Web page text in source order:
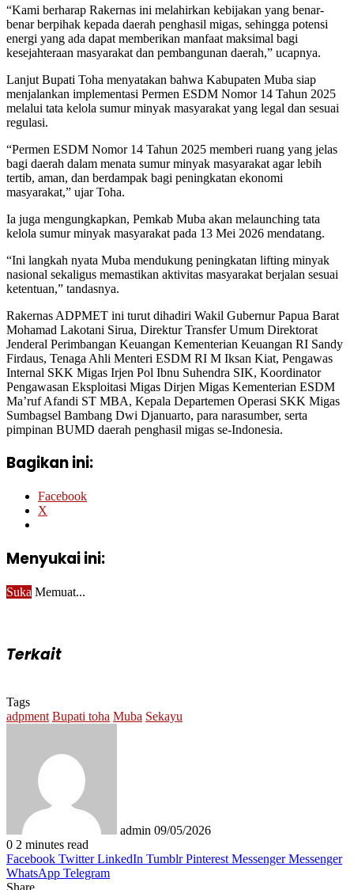
“Kami berharap Rakernas ini melahirkan kebijakan yang benar-
benar berpihak kepada daerah penghasil migas, sehingga potensi
energi yang ada dapat memberikan manfaat maksimal bagi
kesejahteraan masyarakat dan pembangunan daerah,” ucapnya.
Lanjut Bupati Toha menyatakan bahwa Kabupaten Muba siap
menjalankan implementasi Permen ESDM Nomor 14 Tahun 2025
melalui tata kelola sumur minyak masyarakat yang legal dan sesuai
regulasi.
“Permen ESDM Nomor 14 Tahun 2025 memberi ruang yang jelas
bagi daerah dalam menata sumur minyak masyarakat agar lebih
tertib, aman, dan berdampak bagi peningkatan ekonomi
masyarakat,” ujar Toha.
Ia juga mengungkapkan, Pemkab Muba akan melaunching tata
kelola sumur minyak masyarakat pada 13 Mei 2026 mendatang.
“Ini langkah nyata Muba mendukung peningkatan lifting minyak
nasional sekaligus memastikan aktivitas masyarakat berjalan sesuai
ketentuan,” tandasnya.
Rakernas ADPMET ini turut dihadiri Wakil Gubernur Papua Barat
Mohamad Lakotani Sirua, Direktur Transfer Umum Direktorat
Jenderal Perimbangan Keuangan Kementerian Keuangan RI Sandy
Firdaus, Tenaga Ahli Menteri ESDM RI M Iksan Kiat, Pengawas
Internal SKK Migas Irjen Pol Ibnu Suhendra SIK, Koordinator
Pengawasan Eksploitasi Migas Dirjen Migas Kementerian ESDM
Ma’ruf Afandi ST MBA, Kepala Departemen Operasi SKK Migas
Sumbagsel Bambang Dwi Djanuarto, para narasumber, serta
pimpinan BUMD daerah penghasil migas se-Indonesia.
Bagikan ini:
Facebook
X
Menyukai ini:
Suka Memuat...
Terkait
Tags
adpment Bupati toha Muba Sekayu
admin 09/05/2026
0 2 minutes read
Facebook Twitter LinkedIn Tumblr Pinterest Messenger Messenger
WhatsApp Telegram
Share